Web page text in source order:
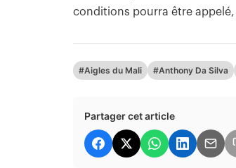
conditions pourra être appelé,
#Aigles du Mali #Anthony Da Silva
Partager cet article